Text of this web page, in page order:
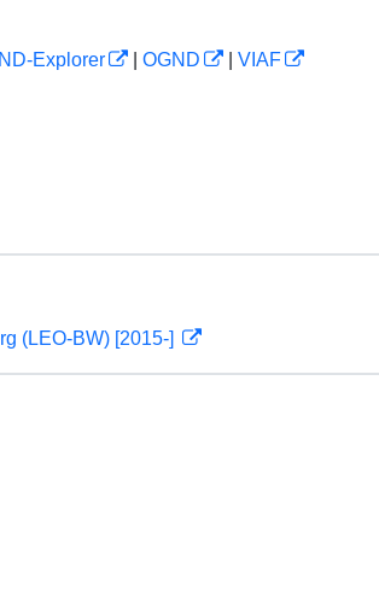
Explorer OGND
VIAF
(LEO-BW) [2015-]